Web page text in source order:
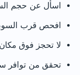
اسأل عن حجم
افحص قرب
لا تحجز فوق
تحقق من توافر